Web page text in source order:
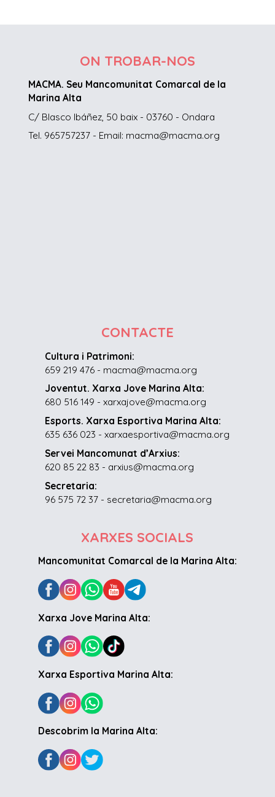
ON TROBAR-NOS
MACMA. Seu Mancomunitat Comarcal de la
Marina Alta
C/ Blasco Ibáñez, 50 baix - 03760 - Ondara
Tel. 965757237 - Email: macma@macma.org
CONTACTE
Cultura i Patrimoni:
659 219 476 - macma@macma.org
Joventut. Xarxa Jove Marina Alta:
680 516 149 - xarxajove@macma.org
Esports. Xarxa Esportiva Marina Alta:
635 636 023 - xarxaesportiva@macma.org
Servei Mancomunat d’Arxius:
620 85 22 83 - arxius@macma.org
Secretaria:
96 575 72 37 - secretaria@macma.org
XARXES SOCIALS
Mancomunitat Comarcal de la Marina Alta:
Xarxa Jove Marina Alta:
Xarxa Esportiva Marina Alta:
Descobrim la Marina Alta: